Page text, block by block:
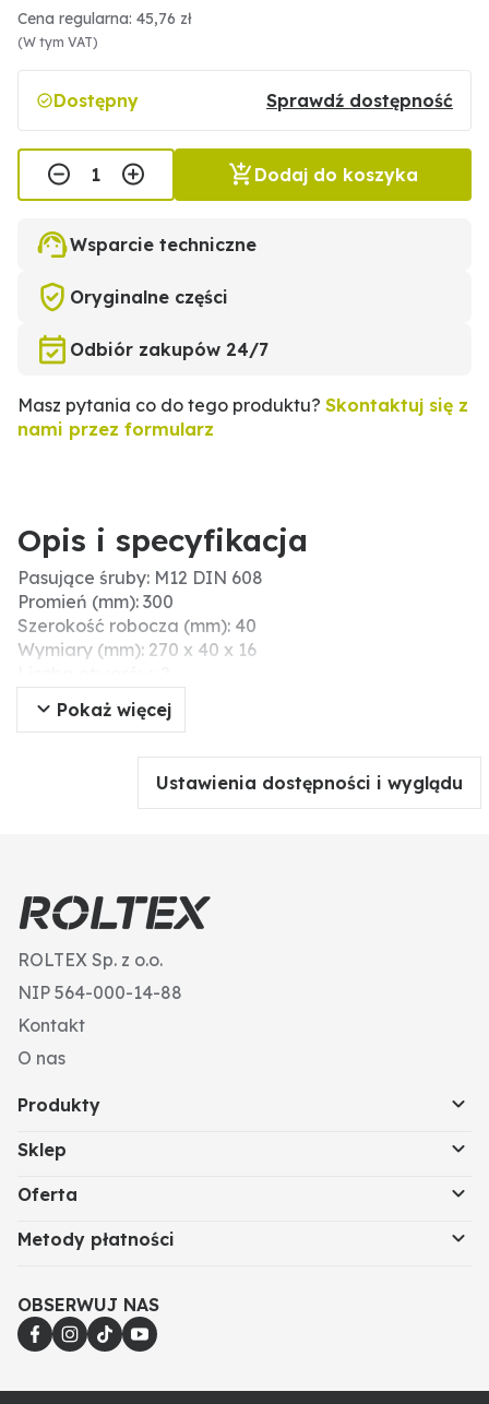
Cena regularna: 45,76 zł
(W tym VAT)
Dostępny Sprawdź dostępność
Dodaj do koszyka
Wsparcie techniczne
Oryginalne części
Odbiór zakupów 24/7
Masz pytania co do tego produktu? Skontaktuj się z
nami przez formularz
Opis i specyfikacja
Pasujące śruby: M12 DIN 608
Promień (mm): 300
Szerokość robocza (mm): 40
Wymiary (mm): 270 x 40 x 16
Długość (mm): 270
pasuje do: różne
Wskazówki montażowe: Nie należy dokręcać śrub i
nakrętek za pomocą narzędzi pneumatycznych,
Pokaż więcej
Ustawienia dostępności i wyglądu
ROLTEX Sp. z o.o.
NIP 564-000-14-88
Kontakt
O nas
Produkty
Sklep
Oferta
Metody płatności
OBSERWUJ NAS